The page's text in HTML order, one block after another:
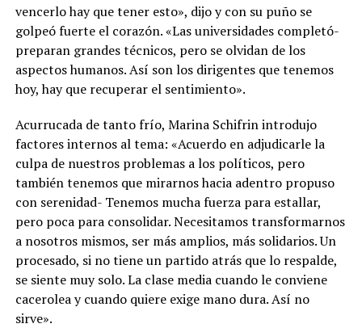
vencerlo hay que tener esto», dijo y con su puño se
golpeó fuerte el corazón. «Las universidades completó-
preparan grandes técnicos, pero se olvidan de los
aspectos humanos. Así son los dirigentes que tenemos
hoy, hay que recuperar el sentimiento».
Acurrucada de tanto frío, Marina Schifrin introdujo
factores internos al tema: «Acuerdo en adjudicarle la
culpa de nuestros problemas a los políticos, pero
también tenemos que mirarnos hacia adentro propuso
con serenidad- Tenemos mucha fuerza para estallar,
pero poca para consolidar. Necesitamos transformarnos
a nosotros mismos, ser más amplios, más solidarios. Un
procesado, si no tiene un partido atrás que lo respalde,
se siente muy solo. La clase media cuando le conviene
cacerolea y cuando quiere exige mano dura. Así no
sirve».